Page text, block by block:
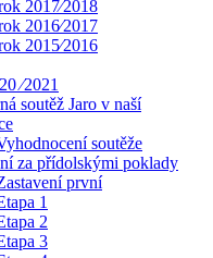
2017⁄2018
2016⁄2017
2015⁄2016
⁄2021
soutěž Jaro v naší
soutěže
za přídolskými poklady
první
1
2
3